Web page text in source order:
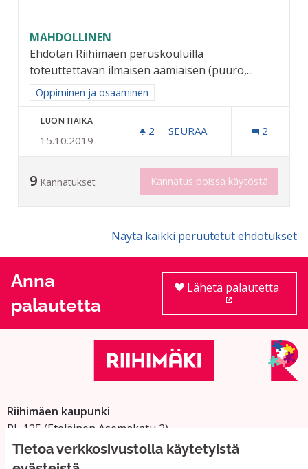
Tietoa verkkosivustolla käytetyistä
MAHDOLLINEN
Ehdotan Riihimäen peruskouluilla
toteuttettavan ilmaisen aamiaisen (puuro,...
Rajaa tulokset aihepiirin mukaan: Oppiminen ja osaaminen
Oppiminen ja osaaminen
LUONTIAIKA
15.10.2019
2 2 SEURAAJAA
SEURAA 2
9 Kannatukset Kannatus poissa käytöstä
Näytä kaikki peruutetut ehdotukset
Anna
palautetta
Lähetä palautetta
Riihimäen kaupunki
PL 125 (Eteläinen Asemakatu 2)
11101 Riihimäki
Vaihde: 019 758 4000